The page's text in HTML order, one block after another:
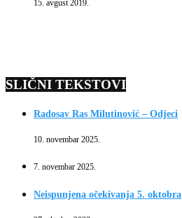
15. avgust 2019.
SLIČNI TEKSTOVI
Radosav Ras Milutinović – Odjeci
10. novembar 2025.
7. novembar 2025.
Neispunjena očekivanja 5. oktobra